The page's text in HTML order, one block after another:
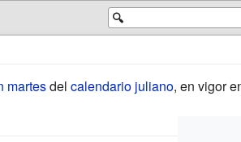
🔍
martesdel calendario juliano, en vigor